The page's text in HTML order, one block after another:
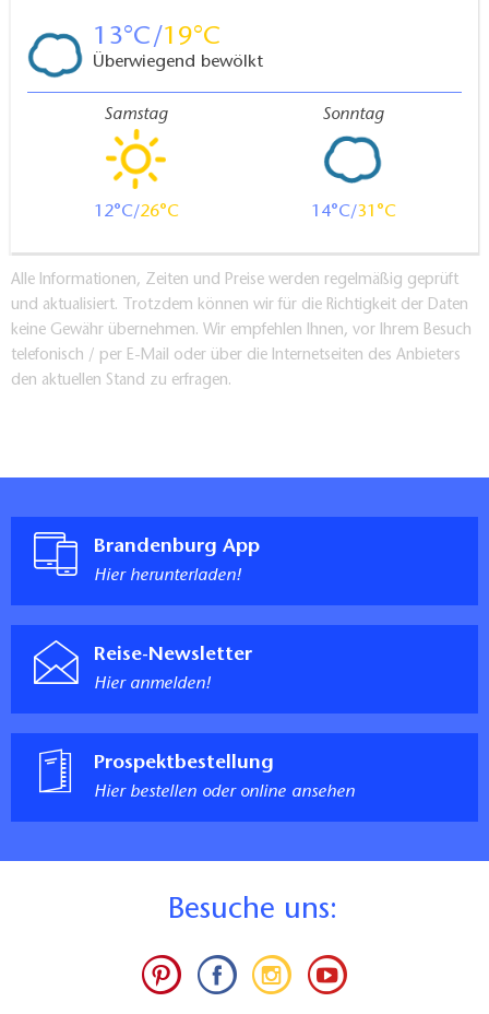
13 19
Überwiegend bewölkt
Samstag
12 26
Sonntag
14 31
Alle Informationen, Zeiten und Preise werden regelmäßig geprüft
und aktualisiert. Trotzdem können wir für die Richtigkeit der Daten
keine Gewähr übernehmen. Wir empfehlen Ihnen, vor Ihrem Besuch
telefonisch / per E-Mail oder über die Internetseiten des Anbieters
den aktuellen Stand zu erfragen.
Brandenburg App
Hier herunterladen!
Reise-Newsletter
Hier anmelden!
Prospektbestellung
Hier bestellen oder online ansehen
Besuche uns: